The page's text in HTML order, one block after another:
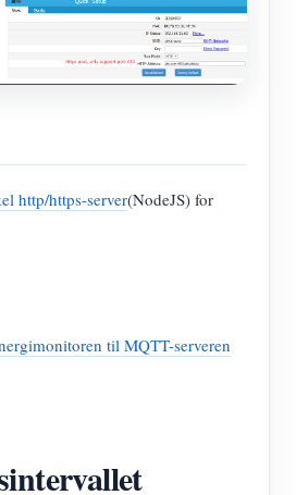
http/https-server(NodeJS) for
til MQTT-serveren